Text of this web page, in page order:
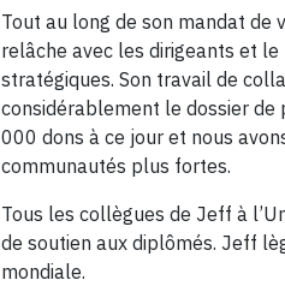
Tout au long de son mandat
relâche avec les dirigeants et
stratégiques. Son travail de
considérablement le dossier de
000 dons à ce jour et nous
communautés plus fortes.
Tous les collègues de Jeff à
de soutien aux diplômés. Jeff
mondiale.